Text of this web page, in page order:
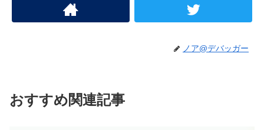
ノア@デバッガー
おすすめ関連記事